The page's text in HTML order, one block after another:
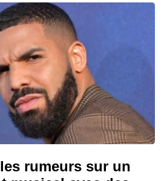
rumeurs sur un